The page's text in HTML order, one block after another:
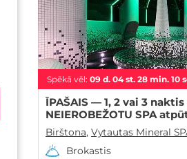
Spēkā vēl: 09 d. 04st. 28 min. 09
ĪPAŠAIS — 1, 2 vai 3 naktis
NEIEROBEŽOTU SPA
Birštona, Vytautas Mineral
Brokastis